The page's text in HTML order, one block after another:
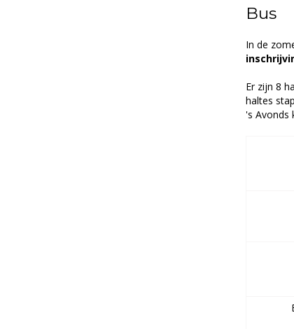
Bus
In de
Er zijn 8
haltes
's Avonds